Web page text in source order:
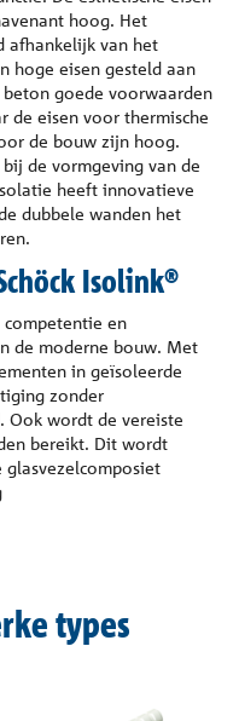
hoog. Het
afhankelijk van het
hoge eisen gesteld aan
goede voorwaarden
de eisen voor thermische
de bouw zijn hoog.
de vormgeving van de
heeft innovatieve
dubbele wanden het
Isolink®
competentie en
de moderne bouw. Met
in geïsoleerde
zonder
Ook wordt de vereiste
bereikt. Dit wordt
types